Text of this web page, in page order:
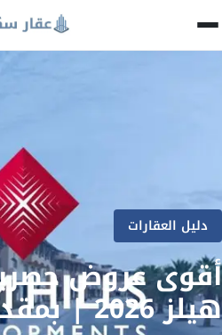
دليل العقارات
أقوى عروض
هيلز 2026 | بمقدم 1.5 %